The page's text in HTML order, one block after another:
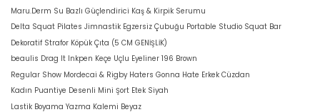
Maru.Derm Su Bazlı Güçlendirici Kaş & Kirpik Serumu
Delta Squat Pilates Jimnastik Egzersiz Çubuğu Portable Studio Squat Bar
Dekoratif Strafor Köpük Çıta (5 CM GENİŞLİK)
beaulis Drag It Inkpen Keçe Uçlu Eyeliner 196 Brown
Regular Show Mordecai & Rigby Haters Gonna Hate Erkek Cüzdan
Kadın Puantiye Desenli Mini Şort Etek Siyah
Lastik Boyama Yazma Kalemi Beyaz